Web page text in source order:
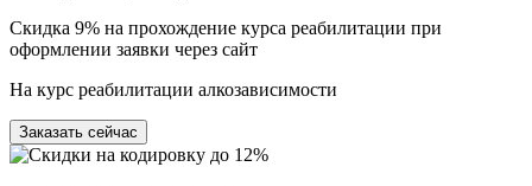
Скидка 9% на прохождение курса реабилитации при
оформлении заявки через сайт
На курс реабилитации алкозависимости
Заказать сейчас